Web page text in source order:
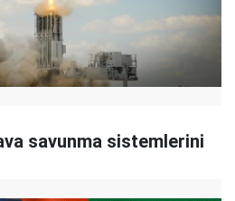
savunma sistemlerini